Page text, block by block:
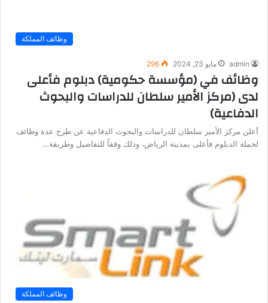
وظائف المملكة
admin مايو 23, 2024 296
وظائف في (مؤسسة حكومية) دبلوم فأعلى
لدى (مركز الأمير سلطان للدراسات والبحوث
الدفاعية)
أعلن مركز الأمير سلطان للدراسات والبحوث الدفاعية عن طرح عدة وظائف
لحملة الدبلوم فأعلى بمدينة الرياض، وذلك وفقاً للتفاصيل وطريقة…
وظائف المملكة